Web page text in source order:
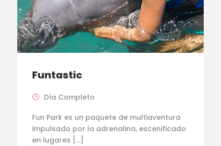
Funtastic
Día Completo
Fun Park es un paquete de multiaventura
impulsado por la adrenalina, escenificado
en lugares […]